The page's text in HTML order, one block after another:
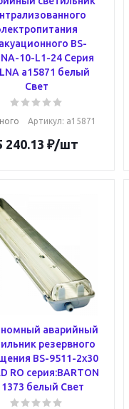
BS-
10-L1-24 Серия
a15871 белый
Свет
Артикул: a15871
240.13 ₽/шт
аварийный
резервного
BS-9511-2x30
RO серия:BARTON
белый Свет